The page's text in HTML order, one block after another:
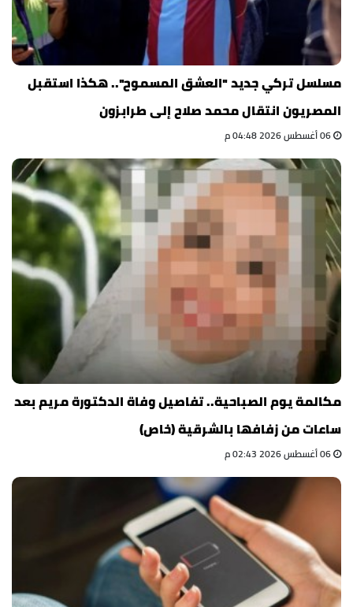
مسلسل تركي جديد "العشق المسموح".. هكذا استقبل
المصريون انتقال محمد صلاح إلى طرابزون
مكالمة يوم الصباحية.. تفاصيل وفاة الدكتورة مريم بعد
ساعات من زفافها بالشرقية (خاص)